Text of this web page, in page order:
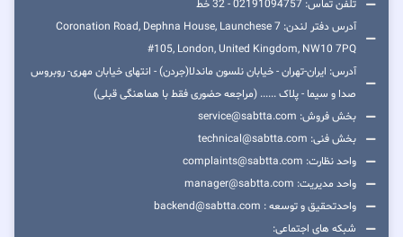
تلفن تماس: 02191094757 - 32 خط
آدرس دفتر لندن: 7 Coronation Road, Dephna House, Launchese
#105, London, United Kingdom, NW10 7PQ
آدرس: ایران-تهران - خیابان نلسون ماندلا(جردن) - انتهای خیابان مهری- روبروس
صدا و سیما - پلاک ...... (مراجعه حضوری فقط با هماهنگی قبلی)
بخش فروش: service@sabtta.com
بخش فنی: technical@sabtta.com
واحد نظارت: complaints@sabtta.com
واحد مدیریت: manager@sabtta.com
واحدتحقیق و توسعه : backend@sabtta.com
شبکه های اجتماعی: